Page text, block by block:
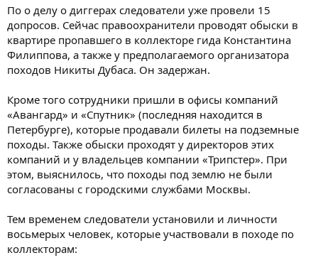
По о делу о диггерах следователи уже провели 15
допросов. Сейчас правоохранители проводят обыски в
квартире пропавшего в коллекторе гида Константина
Филиппова, а также у предполагаемого организатора
походов Никиты Дубаса. Он задержан.
Кроме того сотрудники пришли в офисы компаний
«Авангард» и «Спутник» (последняя находится в
Петербурге), которые продавали билеты на подземные
походы. Также обыски проходят у директоров этих
компаний и у владельцев компании «Трипстер». При
этом, выяснилось, что походы под землю не были
согласованы с городскими службами Москвы.
Тем временем следователи установили и личности
восьмерых человек, которые участвовали в походе по
коллекторам: